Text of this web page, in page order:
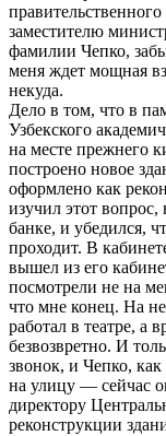
заместителю
фамилии Чепко,
меня ждет мощная
некуда.
Дело в том, что в
Узбекского
на месте прежнего
построено новое
оформлено как
изучил этот
банке, и убедился,
проходит. В
вышел из его
посмотрели не на
что мне конец. На
работал в театре, а
безвозвретно. И
звонок, и Чепко,
на улицу — сейчас
директору
реконструкции